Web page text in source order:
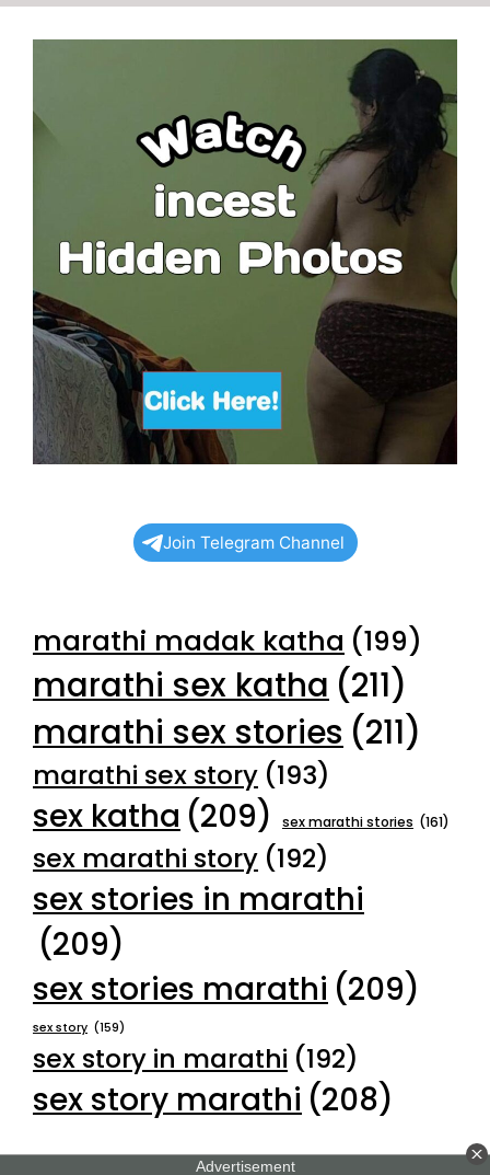
Join Telegram Channel
marathi madak katha (199)
marathi sex katha (211)
marathi sex stories (211)
marathi sex story (193)
sex katha (209) sex marathi stories (161)
sex marathi story (192)
sex stories in marathi
(209)
sex stories marathi (209)
sex story (159)
sex story in marathi (192)
sex story marathi (208)